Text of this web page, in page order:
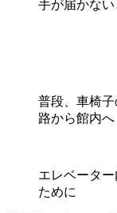
手が届かない
普段、車椅
路から館内へ
エレベータ
ために